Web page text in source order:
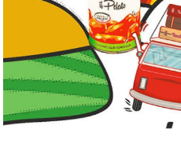
tutte
novità
comparto